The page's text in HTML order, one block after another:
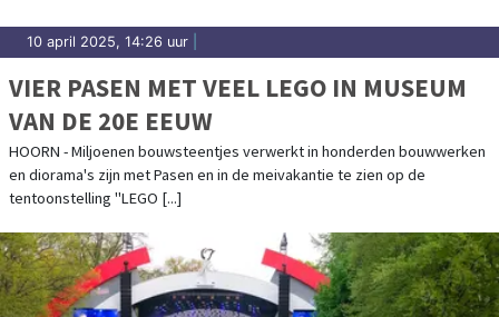
10 april 2025, 14:26 uur
VIER PASEN MET VEEL LEGO IN MUSEUM
VAN DE 20E EEUW
HOORN - Miljoenen bouwsteentjes verwerkt in honderden bouwwerken
en diorama's zijn met Pasen en in de meivakantie te zien op de
tentoonstelling "LEGO [...]